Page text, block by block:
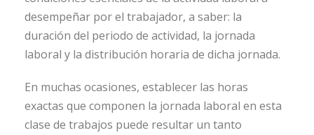
desempeñar por el trabajador, a saber: la
duración del periodo de actividad, la jornada
laboral y la distribución horaria de dicha jornada.
En muchas ocasiones, establecer las horas
exactas que componen la jornada laboral en esta
clase de trabajos puede resultar un tanto